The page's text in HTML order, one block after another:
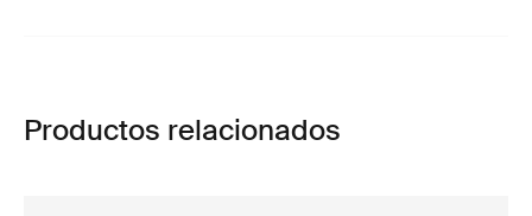
Productos relacionados